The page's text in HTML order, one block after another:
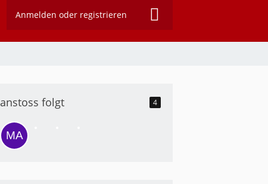
Anmelden oder registrieren
anstoss folgt 4